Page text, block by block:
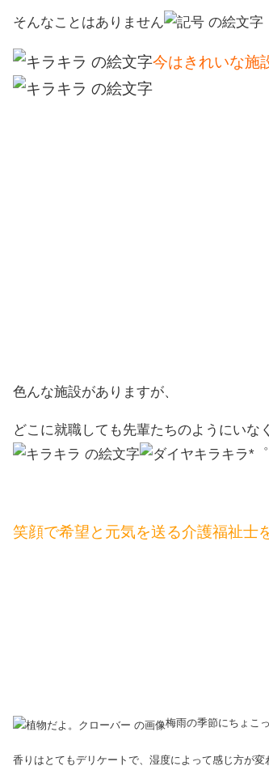
そんなことはありません
今はきれいな施
色んな施設がありますが、
どこに就職しても先輩たちのようにい
笑顔で希望と元気を送る介護福祉士
梅雨の季節にちょこ
香りはとてもデリケートで、湿度によって感じ方が変